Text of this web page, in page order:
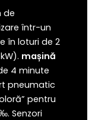
de
într-un
în loturi de 2
mașină
4 minute
pneumatic
pentru
Senzori